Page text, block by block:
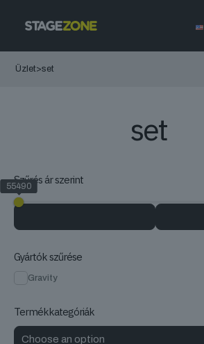
Üzlet>set
set
Szűrés ár szerint
55490
55490
Gyártók szűrése
Gravity
Termékkategóriák